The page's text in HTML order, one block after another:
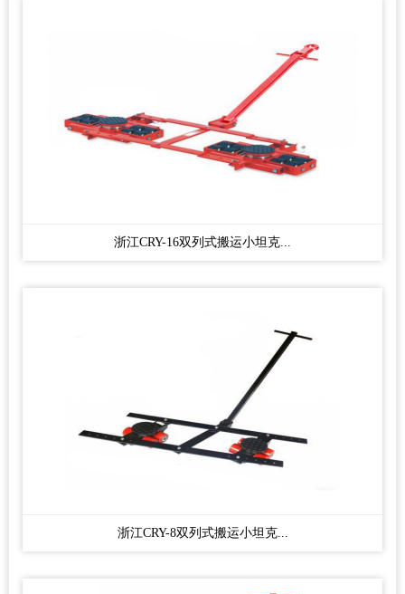
浙江CRY-16双列式搬运小坦克...
浙江CRY-8双列式搬运小坦克...